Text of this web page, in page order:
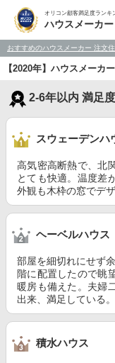
オリコン顧客満足度ランキ
ハウスメーカ
おすすめのハウスメーカー 注文
【2020年】ハウスメーカ
2-6年以内 満足
スウェーデンハ
高気密高断熱で、北
とても快適。温度差
外観も木枠の窓でデ
ヘーベルハウス
部屋を細切れにせず
階に配置したので眺
暖房も備えた。夫婦
出来、満足している
積水ハウス